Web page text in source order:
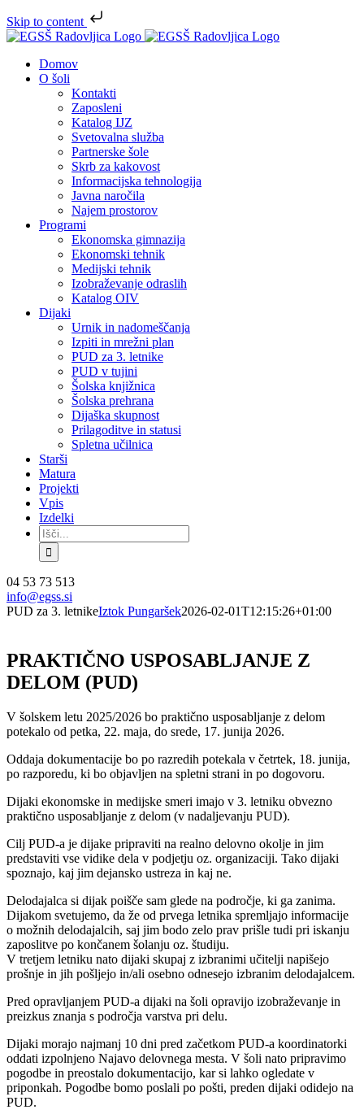
Skip to content
Skip
contentDomov
O šoli
Kontakti
Zaposleni
Katalog IJZ
Svetovalna služba
Partnerske šole
Skrb za kakovost
Informacijska tehnologija
Javna naročila
Najem prostorov
Programi
Ekonomska gimnazija
Ekonomski tehnik
Medijski tehnik
Izobraževanje odraslih
Katalog OIV
Dijaki
Urnik in nadomeščanja
Izpiti in mrežni plan
PUD za 3. letnike
PUD v tujini
Šolska knjižnica
Šolska prehrana
Dijaška skupnost
Prilagoditve in statusi
Spletna učilnica
Starši
Matura
Projekti
Vpis
Izdelki
Search
for:
Facebook
Instagram
YouTube
04 53 73 513
info@egss.si
PUD za 3. letnikeIztok Pungaršek2026-02-01T12:15:26+01:00
PRAKTIČNO USPOSABLJANJE Z
DELOM (PUD)
V šolskem letu 2025/2026 bo praktično usposabljanje z delom
potekalo od petka, 22. maja, do srede, 17. junija 2026.
Oddaja dokumentacije bo po razredih potekala v četrtek, 18. junija,
po razporedu, ki bo objavljen na spletni strani in po dogovoru.
Dijaki ekonomske in medijske smeri imajo v 3. letniku obvezno
praktično usposabljanje z delom (v nadaljevanju PUD).
Cilj PUD-a je dijake pripraviti na realno delovno okolje in jim
predstaviti vse vidike dela v podjetju oz. organizaciji. Tako dijaki
spoznajo, kaj jim dejansko ustreza in kaj ne.
Delodajalca si dijak poišče sam glede na področje, ki ga zanima.
Dijakom svetujemo, da že od prvega letnika spremljajo informacije
o možnih delodajalcih, saj jim bodo zelo prav prišle tudi pri iskanju
zaposlitve po končanem šolanju oz. študiju.
V tretjem letniku nato dijaki skupaj z izbranimi učitelji napišejo
prošnje in jih pošljejo in/ali osebno odnesejo izbranim delodajalcem.
Pred opravljanjem PUD-a dijaki na šoli opravijo izobraževanje in
preizkus znanja s področja varstva pri delu.
Dijaki morajo najmanj 10 dni pred začetkom PUD-a koordinatorki
oddati izpolnjeno Najavo delovnega mesta. V šoli nato pripravimo
pogodbe in preostalo dokumentacijo, kar si lahko ogledate v
priponkah. Pogodbe bomo poslali po pošti, preden dijaki odidejo na
PUD.